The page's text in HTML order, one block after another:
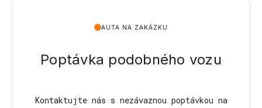
AUTA NA ZAKÁZKU
Poptávka podobného vozu
Kontaktujte nás s nezávaznou poptávkou na